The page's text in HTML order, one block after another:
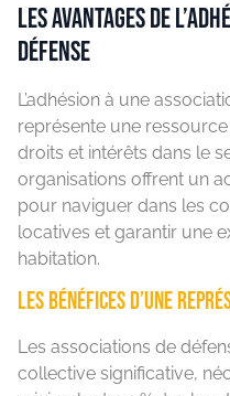
Les avantages de
défense
L’adhésion à une
représente une
droits et intérêts dans le
organisations offrent un
pour naviguer dans les
locatives et garantir une
habitation.
Les bénéfices d’une
Les associations de
collective significative,